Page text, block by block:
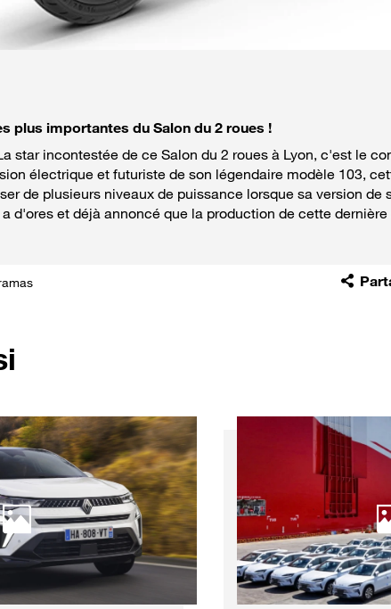
plus importantes du Salon du 2 roues !
star incontestée de ce Salon du 2 roues à Lyon, c'est le
électrique et futuriste de son légendaire modèle 103,
de plusieurs niveaux de puissance lorsque sa version de
d'ores et déjà annoncé que la production de cette